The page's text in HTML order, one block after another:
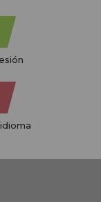
a criação
com suas